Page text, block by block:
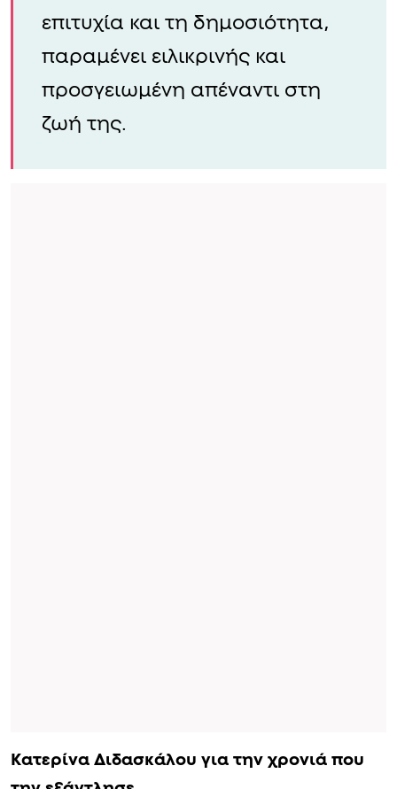
επιτυχία και τη δημοσιότητα,
παραμένει ειλικρινής και
προσγειωμένη απέναντι στη
ζωή της.
Κατερίνα Διδασκάλου για την χρονιά που